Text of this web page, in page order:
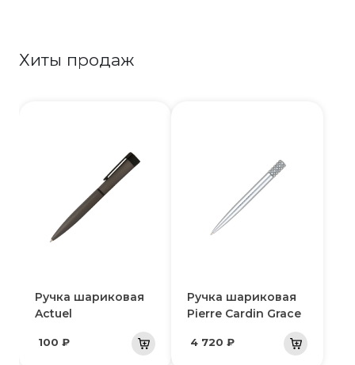
Хиты продаж
Ручка шариковая
Actuel
100 ₽
Ручка шариковая
Pierre Cardin Grace
4 720 ₽